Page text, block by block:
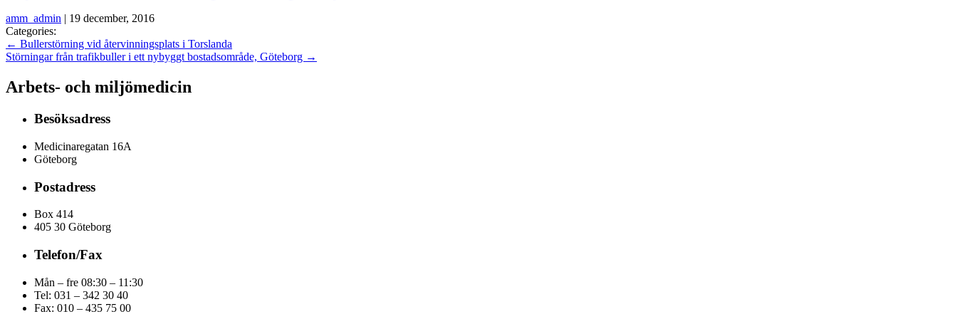
amm_admin | 19 december, 2016
Categories:
← Bullerstörning vid återvinningsplats i Torslanda
Störningar från trafikbuller i ett nybyggt bostadsområde, Göteborg →
Arbets- och miljömedicin
Besöksadress
Medicinaregatan 16A
Göteborg
Postadress
Box 414
405 30 Göteborg
Telefon/Fax
Mån – fre 08:30 – 11:30
Tel: 031 – 342 30 40
Fax: 010 – 435 75 00